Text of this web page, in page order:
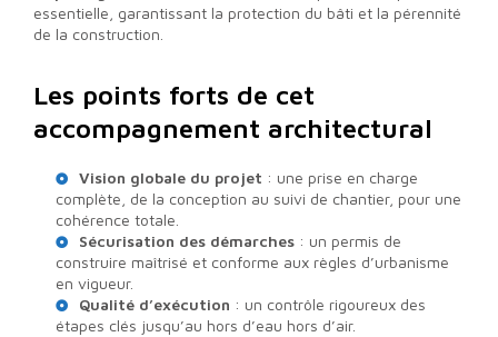
essentielle, garantissant la protection du bâti et la pérennité
de la construction.
Les points forts de cet
accompagnement architectural
Vision globale du projet : une prise en charge
complète, de la conception au suivi de chantier, pour une
cohérence totale.
Sécurisation des démarches : un permis de
construire maîtrisé et conforme aux règles d’urbanisme
en vigueur.
Qualité d’exécution : un contrôle rigoureux des
étapes clés jusqu’au hors d’eau hors d’air.